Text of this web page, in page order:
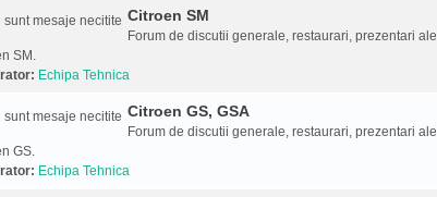
Citroen SM
Forum de discutii generale, restaurari, prezentari ale
SM.
Echipa Tehnica
Citroen GS, GSA
Forum de discutii generale, restaurari, prezentari ale
GS.
Echipa Tehnica